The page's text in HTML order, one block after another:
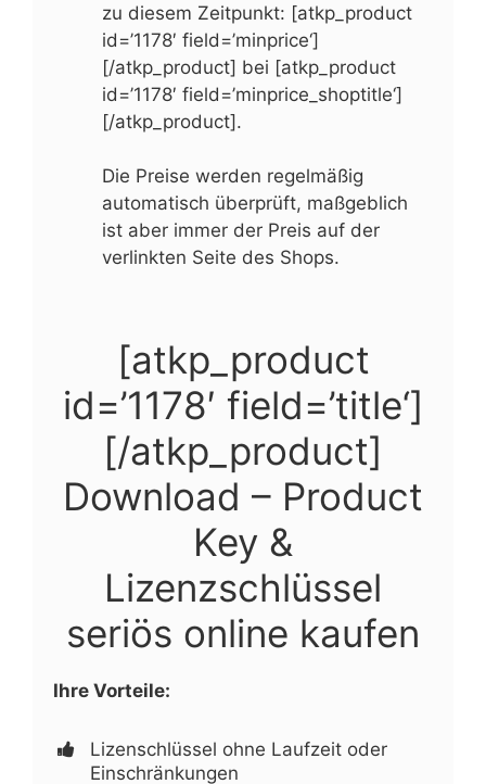
zu diesem Zeitpunkt: [atkp_product
id=’1178′ field=’minprice‘]
[/atkp_product] bei [atkp_product
id=’1178′ field=’minprice_shoptitle‘]
[/atkp_product].
Die Preise werden regelmäßig
automatisch überprüft, maßgeblich
ist aber immer der Preis auf der
verlinkten Seite des Shops.
[atkp_product
id=’1178′ field=’title‘]
[/atkp_product]
Download – Product
Key &
Lizenzschlüssel
seriös online kaufen
Ihre Vorteile:
Lizenschlüssel ohne Laufzeit oder
Einschränkungen